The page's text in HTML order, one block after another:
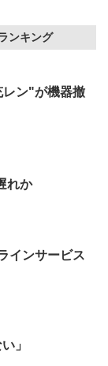
ンキング
レン"が機器撤
れか
インサービス
」